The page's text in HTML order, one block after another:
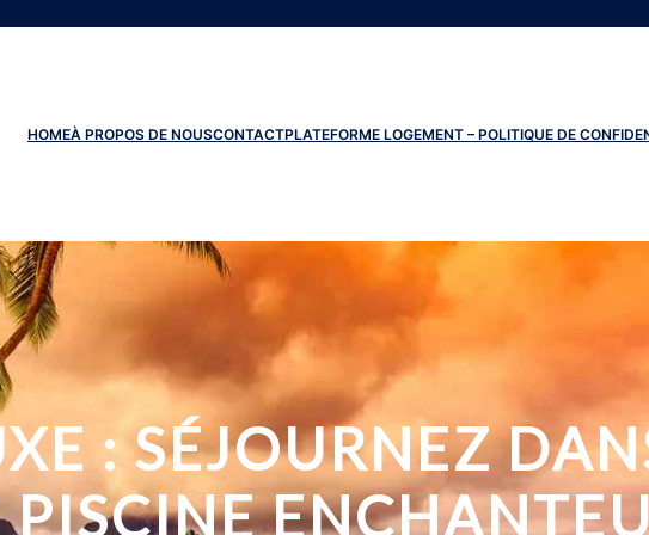
HOMEÀ PROPOS DE NOUSCONTACTPLATEFORME LOGEMENT – POLITIQUE DE
: SÉJOURNEZ
PISCINE